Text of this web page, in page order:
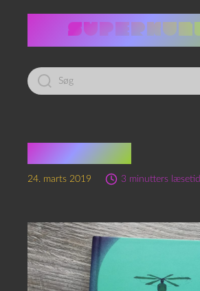
Led
efter:
Helikopter
24. marts 2019 3 minutters læsetid